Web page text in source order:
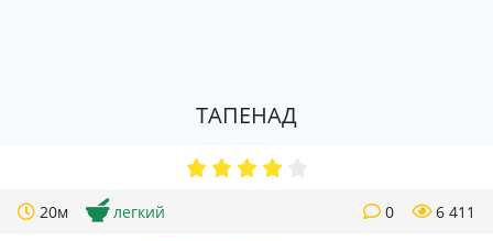
ТАПЕНАД
20м легкий 6 411
0